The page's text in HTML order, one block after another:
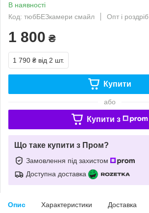
В наявності
Код: тюбБЕЗкамери смайл
Опт і роздріб
1 800 ₴
1 790 ₴ від 2 шт.
Купити
або
Купити з
Що таке купити з Пром?
Замовлення під захистом
Доступна доставка
Опис Характеристики Доставка